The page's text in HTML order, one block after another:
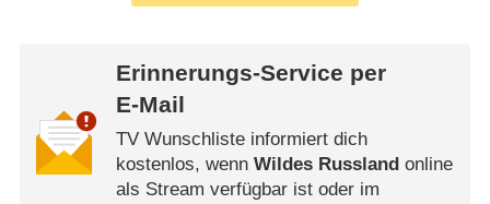
Erinnerungs-Service per
E-Mail
TV Wunschliste informiert dich
kostenlos, wenn Wildes Russland online
als Stream verfügbar ist oder im